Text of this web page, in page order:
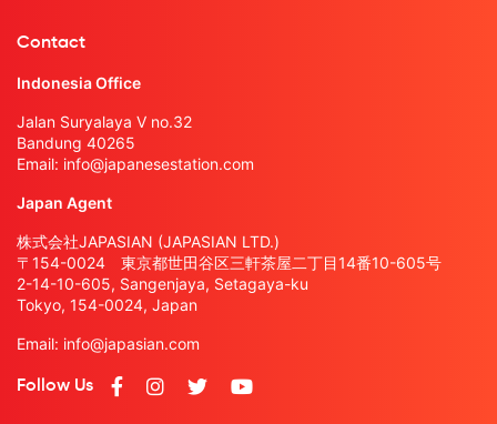
Contact
Indonesia Office
Jalan Suryalaya V no.32
Bandung 40265
Email: info@japanesestation.com
Japan Agent
株式会社JAPASIAN (JAPASIAN LTD.)
〒154-0024 東京都世田谷区三軒茶屋二丁目14番10-605号
2-14-10-605, Sangenjaya, Setagaya-ku
Tokyo, 154-0024, Japan
Email: info@japasian.com
Follow Us